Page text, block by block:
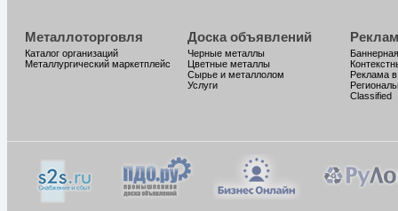
Металлоторговля
Каталог организаций
Металлургический маркетплейс
Доска объявлений
Черные металлы
Цветные металлы
Сырье и металлолом
Услуги
Реклама
Classified